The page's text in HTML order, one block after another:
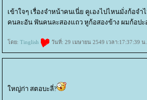
เข้าใจๆ เรื่องจำหน้าคนเนี่ย คูเองไปไหนมั่งก้อ
คนละอัน ฟันคนละสองแถว หูก้อสองข้าง ผมก้อปะ
ดย: Tinglish วันที่: 29 เมษายน 2549 เวลา:17:37:39 น.
หญ่ก่า สตอบะลี่?